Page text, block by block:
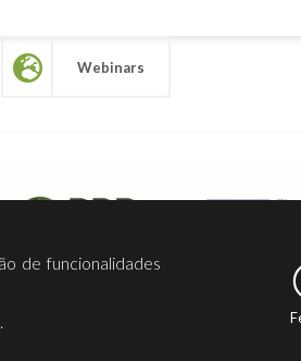
Webinars
de funcionalidades